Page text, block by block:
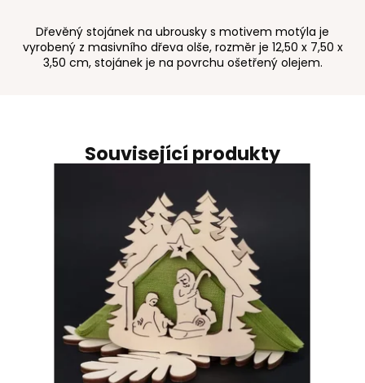
Související produkty
Dřevěný stojánek na ubrousky s motivem motýla je
vyrobený z masivního dřeva olše, rozměr je 12,50 x 7,50 x
3,50 cm, stojánek je na povrchu ošetřený olejem.